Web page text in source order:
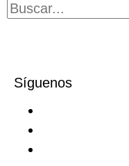
Síguenos